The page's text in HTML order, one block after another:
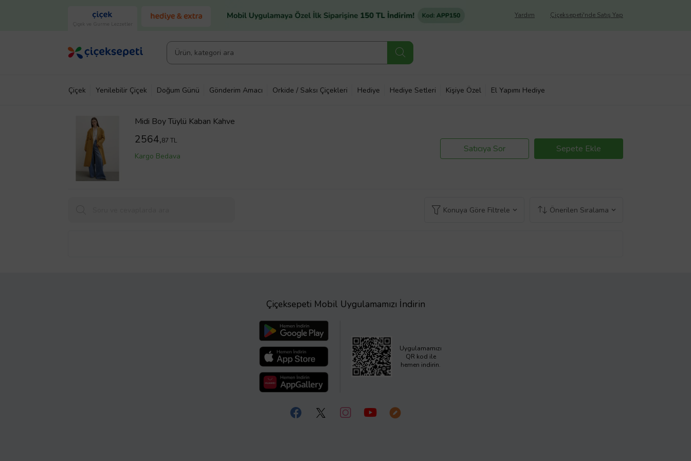
Çiçek ve Gurme Lezzetler
Çiçeksepeti'nde Satış Yap
Yardım
Çiçek Yenilebilir Çiçek Doğum Günü Gönderim Amacı Orkide / Saksı Çiçekleri Hediye Hediye Setleri Kişiye Özel El Yapımı Hediye
Midi Boy Tüylü Kaban Kahve
2564,87 TL
Kargo Bedava
Satıcıya Sor Sepete Ekle
Konuya Göre Filtrele Önerilen Sıralama
Çiçeksepeti Mobil Uygulamamızı İndirin
Uygulamamızı
QR kod ile
hemen indirin.